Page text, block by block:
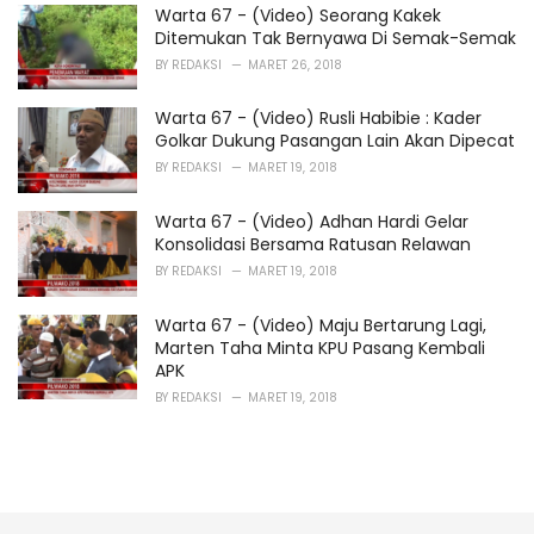
Warta 67 - (Video) Seorang Kakek
Ditemukan Tak Bernyawa Di Semak-Semak
BY REDAKSI MARET 26, 2018
Warta 67 - (Video) Rusli Habibie : Kader
Golkar Dukung Pasangan Lain Akan Dipecat
BY REDAKSI MARET 19, 2018
Warta 67 - (Video) Adhan Hardi Gelar
Konsolidasi Bersama Ratusan Relawan
BY REDAKSI MARET 19, 2018
Warta 67 - (Video) Maju Bertarung Lagi,
Marten Taha Minta KPU Pasang Kembali
APK
BY REDAKSI MARET 19, 2018